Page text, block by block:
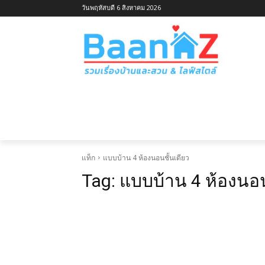
วันพฤหัสบดี 6 สิงหาคม 2026
แท็ก แบบบ้าน 4 ห้องนอนชั้นเดียว
Tag: แบบบ้าน 4 ห้องนอ